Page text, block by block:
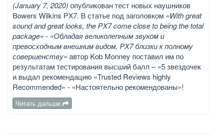
(January 7, 2020) опубликован тест новых наушников
Bowers Wilkins PX7. В статье под заголовком «With great
sound and great looks, the PX7 come close to being the total
package» - «Обладая великолепным звуком и
превосходным внешним видом, PX7 близки к полному
совершенству» автор Kob Monney поставил им по
результатам тестирования высший балл – «5 звездочек
и выдал рекомендацию «Trusted Reviews highly
Recommended» - «Настоятельно рекомендованы»!
Читать дальше